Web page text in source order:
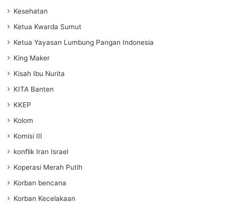
Kesehatan
Ketua Kwarda Sumut
Ketua Yayasan Lumbung Pangan Indonesia
King Maker
Kisah Ibu Nurita
KITA Banten
KKEP
Kolom
Komisi III
konflik Iran Israel
Koperasi Merah Putih
Korban bencana
Korban Kecelakaan